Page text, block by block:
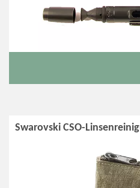
Swarovski CSO-